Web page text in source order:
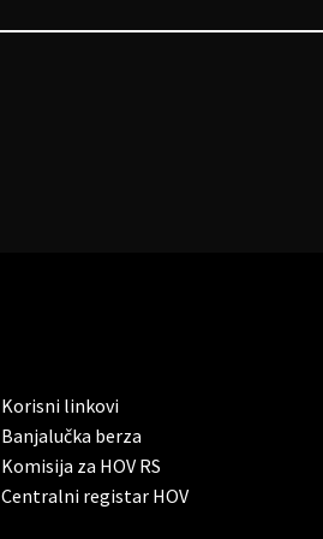
Korisni linkovi
Banjalučka berza
Komisija za HOV RS
Centralni registar HOV